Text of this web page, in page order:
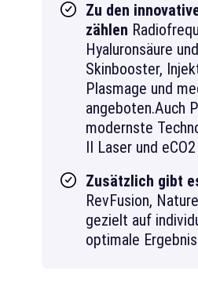
Zu den
zählen
Hyaluronsäure
Skinbooster,
Plasmage und
angeboten.Auch
modernste
II Laser und
Zusätzlich gibt
RevFusion,
gezielt auf
optimale